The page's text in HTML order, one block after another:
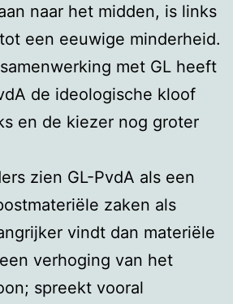
naar het midden, is links
een eeuwige minderheid.
met GL heeft
de ideologische kloof
en de kiezer nog groter
zien GL-PvdA als een
zaken als
vindt dan materiële
verhoging van het
spreekt vooral